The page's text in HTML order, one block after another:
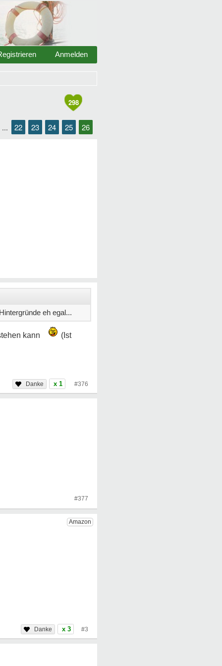
Anmelden
298
... 22 23 24 25 26
eh egal...
kann (Ist
x 1 #376
#377
x 3 #3